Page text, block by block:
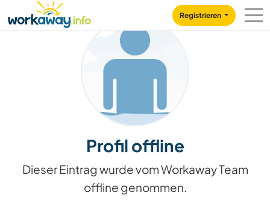
CONTENT
MAIN NAVIGATION
Registrieren
Profil offline
Dieser Eintrag wurde vom Workaway Team
offline genommen.